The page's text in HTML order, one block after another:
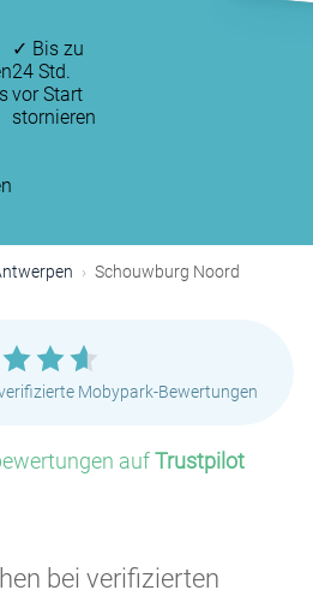
✓ Bis zu
24 Std.
vor Start
stornieren
Schouwburg Noord
Mobypark-Bewertungen
aufTrustpilot
bei verifizierten